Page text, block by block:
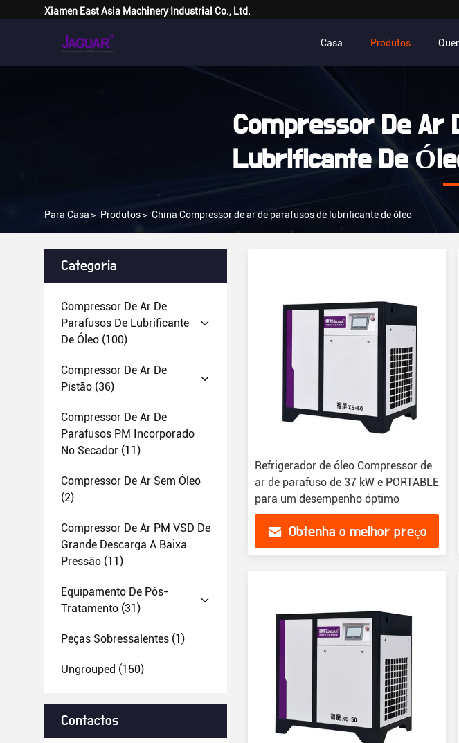
Xiamen East Asia Machinery Industrial Co., Ltd.
Casa Produtos
Compressor De Ar
Lubrificante De
Para Casa > Produtos> China Compressor de ar de parafusos de lubrificante de óleo
Categoria
Compressor De Ar De
Parafusos De Lubrificante
De Óleo (100)
Compressor De Ar De
Pistão (36)
Compressor De Ar De
Parafusos PM Incorporado
No Secador (11)
Compressor De Ar Sem Óleo
(2)
Compressor De Ar PM VSD De
Grande Descarga A Baixa
Pressão (11)
Equipamento De Pós-
Tratamento (31)
Peças Sobressalentes (1)
Ungrouped (150)
Contactos
Refrigerador de óleo Compressor de
ar de parafuso de 37 kW e PORTABLE
para um desempenho óptimo
Obtenha o melhor preço